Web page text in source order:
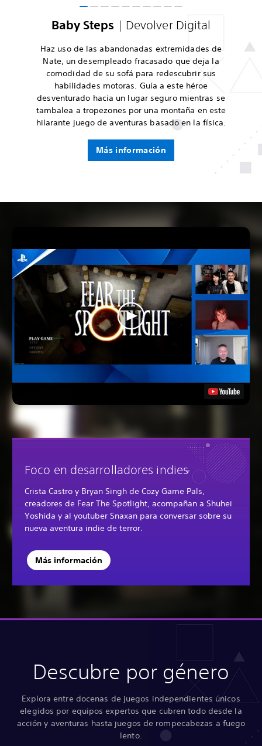
Baby Steps | Devolver Digital
Haz uso de las abandonadas extremidades de
Nate, un desempleado fracasado que deja la
comodidad de su sofá para redescubrir sus
habilidades motoras. Guía a este héroe
desventurado hacia un lugar seguro mientras se
tambalea a tropezones por una montaña en este
hilarante juego de aventuras basado en la física.
Más información
Foco en desarrolladores indies
Crista Castro y Bryan Singh de Cozy Game Pals,
creadores de Fear The Spotlight, acompañan a Shuhei
Yoshida y al youtuber Snaxan para conversar sobre su
nueva aventura indie de terror.
Más información
Descubre por género
Explora entre docenas de juegos independientes únicos
elegidos por equipos expertos que cubren todo desde la
acción y aventuras hasta juegos de rompecabezas a fuego
lento.